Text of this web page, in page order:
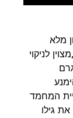
מלא
לניקוי
המחמד
גילו